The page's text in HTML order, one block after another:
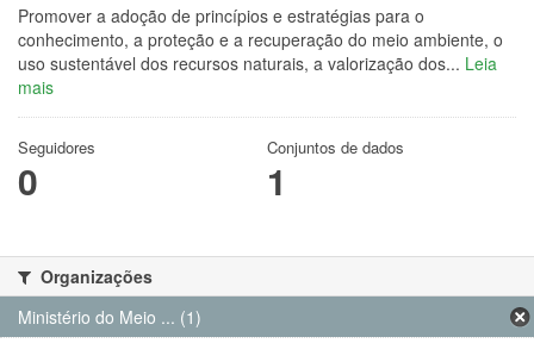
Promover a adoção de princípios e estratégias para o
conhecimento, a proteção e a recuperação do meio ambiente, o
uso sustentável dos recursos naturais, a valorização dos... Leia
mais
Seguidores
0
Conjuntos de dados
1
Organizações
Ministério do Meio ... (1)